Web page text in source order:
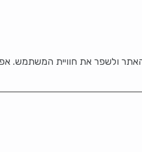
ולשפר את חוויית המשתמש.